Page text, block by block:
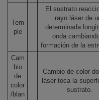
Tem
ple
El sustrato
rayo láser de
determinada
onda
formación de la
Cam
bio
de
color
/blan
Cambio de color
láser toca la
sustrato.